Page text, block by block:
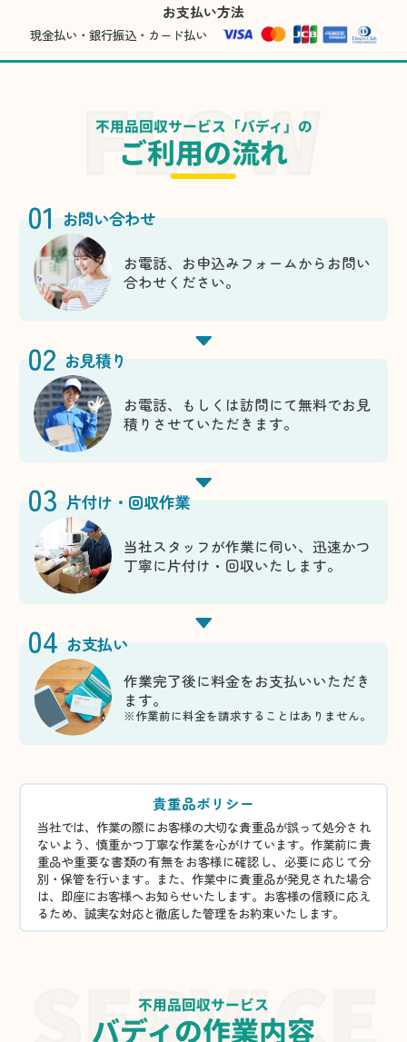
お支払い方法
現金払い・銀行振込・カード払い
不用品回収サービス「バディ」の
ご利用の流れ
01 お問い合わせ
お電話、お申込みフォームからお問い
合わせください。
02 お見積り
お電話、もしくは訪問にて無料でお見
積りさせていただきます。
03 片付け・回収作業
当社スタッフが作業に伺い、迅速かつ
丁寧に片付け・回収いたします。
04 お支払い
作業完了後に料金をお支払いいただき
ます。
※作業前に料金を請求することはありません。
貴重品ポリシー
当社では、作業の際にお客様の大切な貴重品が誤って処分され
ないよう、慎重かつ丁寧な作業を心がけています。作業前に貴
重品や重要な書類の有無をお客様に確認し、必要に応じて分
別・保管を行います。また、作業中に貴重品が発見された場合
は、即座にお客様へお知らせいたします。お客様の信頼に応え
るため、誠実な対応と徹底した管理をお約束いたします。
不用品回収サービス
バディの作業内容